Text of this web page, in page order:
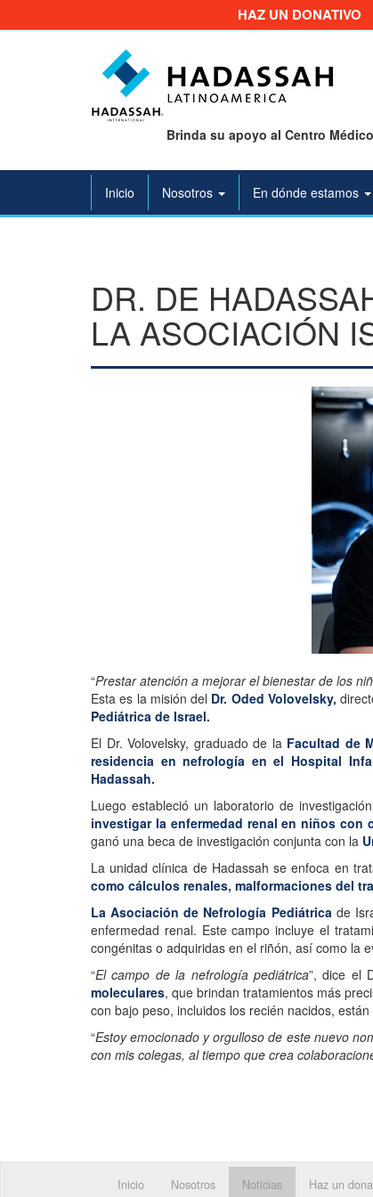
HAZ UN DONATIVO
Brinda su apoyo al Centro
Inicio Nosotros En dónde estamos
DR. DE
LA ASOCIACIÓN
“Prestar atención a mejorar el bienestar de los
Esta es la misión del Dr. Oded Volovelsky,
Pediátrica de Israel.
El Dr. Volovelsky, graduado de la Facultad de
residencia en nefrología en el Hospital
Hadassah.
Luego estableció un laboratorio de
investigar la enfermedad renal en niños con
ganó una beca de investigación conjunta con la
La unidad clínica de Hadassah se enfoca en
como cálculos renales, malformaciones del
La Asociación de Nefrología Pediátricade
enfermedad renal. Este campo incluye el
congénitas o adquiridas en el riñón, así como la
“El campo de la nefrología pediátrica”, dice el
moleculares, que brindan tratamientos más
con bajo peso, incluidos los recién nacidos,
“Estoy emocionado y orgulloso de este nuevo
con mis colegas, al tiempo que crea
Inicio Nosotros Noticias Haz un